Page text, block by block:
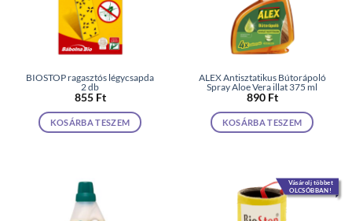
BIOSTOP ragasztós légycsapda
2 db
855 Ft
KOSÁRBA TESZEM
ALEX Antisztatikus Bútorápoló
Spray Aloe Vera illat 375 ml
890 Ft
KOSÁRBA TESZEM
Vásárolj többet
OLCSÓBBAN!